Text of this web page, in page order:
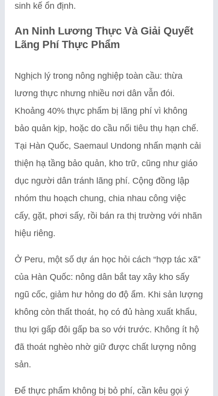
sinh kế ổn định.
An Ninh Lương Thực Và Giải Quyết
Lãng Phí Thực Phẩm
Nghịch lý trong nông nghiệp toàn cầu: thừa
lương thực nhưng nhiều nơi dân vẫn đói.
Khoảng 40% thực phẩm bị lãng phí vì không
bảo quản kịp, hoặc do cầu nối tiêu thụ hạn chế.
Tại Hàn Quốc, Saemaul Undong nhấn mạnh cải
thiện hạ tầng bảo quản, kho trữ, cũng như giáo
dục người dân tránh lãng phí. Cộng đồng lập
nhóm thu hoạch chung, chia nhau công việc
cấy, gặt, phơi sấy, rồi bán ra thị trường với nhãn
hiệu riêng.
Ở Peru, một số dự án học hỏi cách “hợp tác xã”
của Hàn Quốc: nông dân bắt tay xây kho sấy
ngũ cốc, giảm hư hỏng do độ ẩm. Khi sản lượng
không còn thất thoát, họ có đủ hàng xuất khẩu,
thu lợi gấp đôi gấp ba so với trước. Không ít hộ
đã thoát nghèo nhờ giữ được chất lượng nông
sản.
Để thực phẩm không bị bỏ phí, cần kêu gọi ý